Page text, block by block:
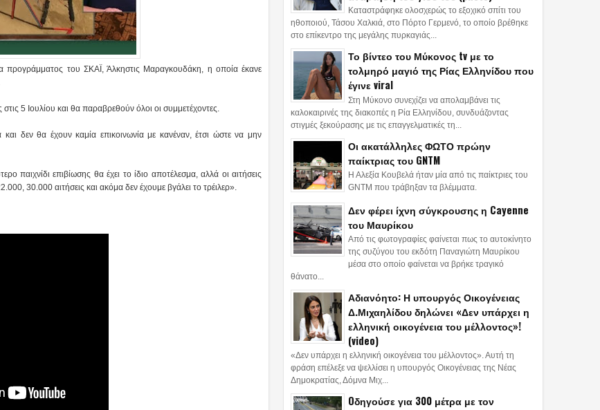
του ΣΚΑΪ, Άλκηστις Μαραγκουδάκη, η οποία έκανε
5 Ιουλίου και θα παραβρεθούν όλοι οι συμμετέχοντες.
δεν θα έχουν καμία επικοινωνία με κανέναν, έτσι ώστε να μην
παιχνίδι επιβίωσης θα έχει το ίδιο αποτέλεσμα, αλλά οι αιτήσεις
30.000 αιτήσεις και ακόμα δεν έχουμε βγάλει το τρέιλερ».
Καταστράφηκε ολοσχερώς το εξοχικό σπίτι του
ηθοποιού, Τάσου Χαλκιά, στο Πόρτο Γερμενό, το οποίο βρέθηκε
στο επίκεντρο της μεγάλης πυρκαγιάς...
Το βίντεο του Μύκονος tv με το
τολμηρό μαγιό της Ρίας Ελληνίδου που
έγινε viral
Στη Μύκονο συνεχίζει να απολαμβάνει τις
καλοκαιρινές της διακοπές η Ρία Ελληνίδου, συνδυάζοντας
στιγμές ξεκούρασης με τις επαγγελματικές τη...
Οι ακατάλληλες ΦΩΤΟ πρώην
παίκτριας του GNTM
Η Αλεξία Κουβελά ήταν μία από τις παίκτριες του
GNTM που τράβηξαν τα βλέμματα.
Δεν φέρει ίχνη σύγκρουσης η Cayenne
του Μαυρίκου
Από τις φωτογραφίες φαίνεται πως το αυτοκίνητο
της συζύγου του εκδότη Παναγιώτη Μαυρίκου
μέσα στο οποίο φαίνεται να βρήκε τραγικό
θάνατο...
Αδιανόητο: Η υπουργός Οικογένειας
Δ.Μιχαηλίδου δηλώνει «Δεν υπάρχει η
ελληνική οικογένεια του μέλλοντος»!
(video)
«Δεν υπάρχει η ελληνική οικογένεια του μέλλοντος». Αυτή τη
φράση επέλεξε να ψελλίσει η υπουργός Οικογένειας της Νέας
Δημοκρατίας, Δόμνα Μιχ...
Oδηγούσε για 300 μέτρα με τον